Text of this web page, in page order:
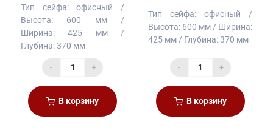
Тип сейфа:
офисный
Высота:
600 мм
Ширина:
425 мм
Глубина:370 мм
- +
В корзину
Тип сейфа:
офисный
Высота: 600 мм
Ширина:
425 мм
Глубина:370 мм
- +
В корзину